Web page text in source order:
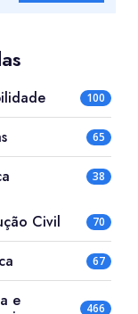
100
65
38
Civil 70
67
e
466